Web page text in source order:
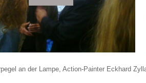
an der Lampe, Action-Painter Eckhard